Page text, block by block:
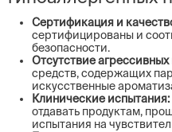
Сертификация и
сертифицированы и
безопасности.
Отсутствие агрессивных
средств, содержащих
искусственные
Клинические испытания:
отдавать продуктам,
испытания на